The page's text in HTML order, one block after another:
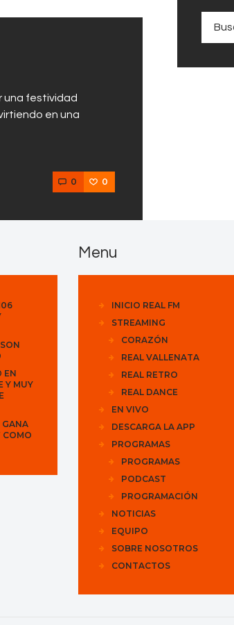
una festividad
en una
0 0
EN
Y MUY
GANA
COMO
Menu
INICIO REAL FM
STREAMING
CORAZÓN
REAL VALLENATA
REAL RETRO
REAL DANCE
EN VIVO
DESCARGA LA APP
PROGRAMAS
PROGRAMAS
PODCAST
PROGRAMACIÓN
NOTICIAS
EQUIPO
SOBRE NOSOTROS
CONTACTOS